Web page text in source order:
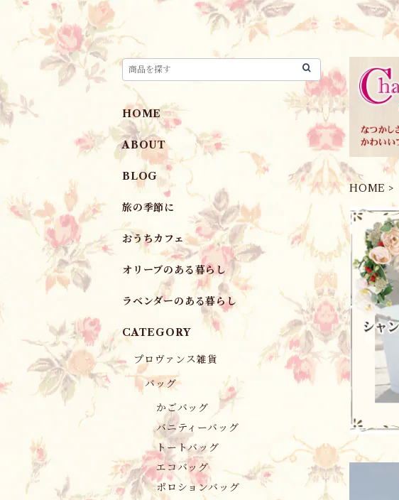
HOME
HOME
ABOUT
BLOG
旅の季節に
おうちカフェ
オリーブのある暮らし
ラベンダーのある暮らし
CATEGORY
プロヴァンス雑貨
バッグ
かごバッグ
バニティーバッグ
トートバッグ
エコバッグ
ポロションバッグ